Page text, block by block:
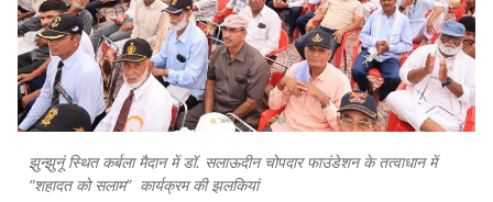
झुन्झुनूं स्थित कर्बला मैदान में डॉ. सलाऊदीन चोपदार फाउंडेशन के तत्वाधान में
“शहादत को सलाम” कार्यक्रम की झलकियां